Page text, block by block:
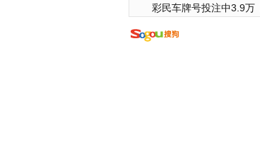
彩民车牌号投注中3.9万